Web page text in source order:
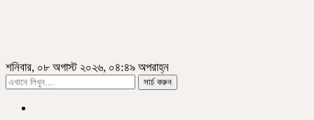
শনিবার, ০৮ অগাস্ট ২০২৬, ০৪:৪৯ অপরাহ্ন
সার্চ করুন